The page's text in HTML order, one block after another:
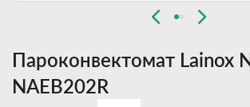
Пароконвектомат Lainox
NAEB202R